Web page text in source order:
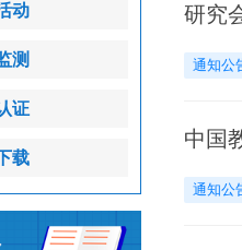
研究
通知公
中国
通知公
动
测
证
载